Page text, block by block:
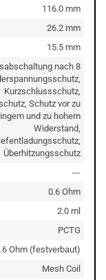
116.0 mm
26.2 mm
15.5 mm
nach 8
Kurzschlussschutz,
Schutz vor zu
und zu hohem
Widerstand,
Überhitzungsschutz
---
0.6 Ohm
2.0 ml
PCTG
Ohm (festverbaut)
Mesh Coil